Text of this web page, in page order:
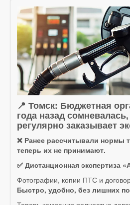
📍 Томск: Бюджетная
года назад
регулярно заказывает
❌ Ранее рассчитывали нормы
теперь их не принимают.
✅ Дистанционная экспертиза
Фотографии, копии ПТС и
Быстро, удобно, без лишних